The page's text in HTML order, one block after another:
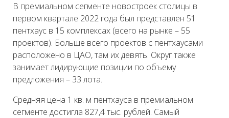
В премиальном сегменте новостроек столицы в
первом квартале 2022 года был представлен 51
пентхаус в 15 комплексах (всего на рынке – 55
проектов). Больше всего проектов с пентхаусами
расположено в ЦАО, там их девять. Округ также
занимает лидирующие позиции по объему
предложения – 33 лота.
Средняя цена 1 кв. м пентхауса в премиальном
сегменте достигла 827,4 тыс. рублей. Самый